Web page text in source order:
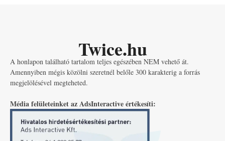
Twice.hu
A honlapon található tartalom teljes egészében NEM vehető át.
Amennyiben mégis közölni szeretnél belőle 300 karakterig a forrás
megjelölésével megteheted.
Média felületeinket az AdsInteractive értékesíti: